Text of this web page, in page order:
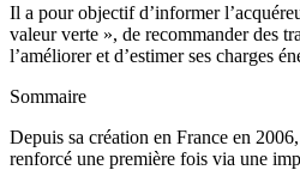
Il a pour objectif d’informer
valeur verte », de recommander des
l’améliorer et d’estimer ses charges
Sommaire
Depuis sa création en France en
renforcé une première fois via une